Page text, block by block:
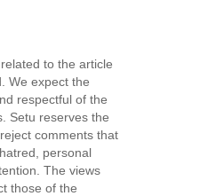
to the article
We expect the
respectful of the
Setu reserves the
comments that
personal
The views
those of the